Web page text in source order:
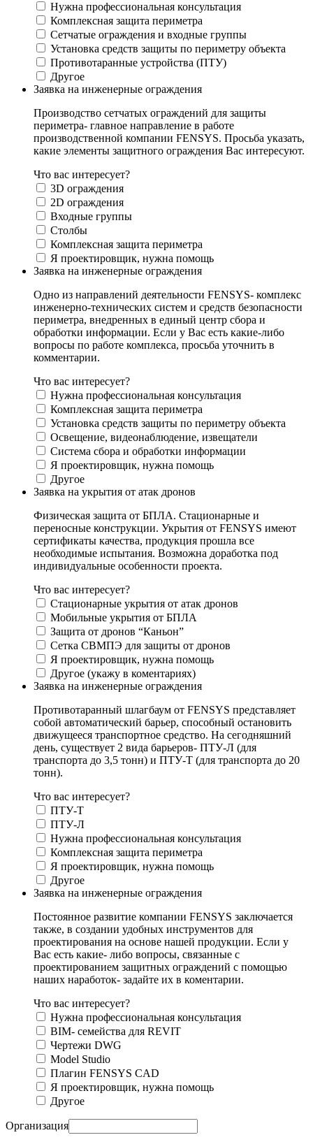
Нужна профессиональная консультация
Комплексная защита периметра
Сетчатые ограждения и входные группы
Установка средств защиты по периметру объекта
Противотаранные устройства (ПТУ)
Другое
Заявка на инженерные ограждения
Производство сетчатых ограждений для защиты
периметра- главное направление в работе
производственной компании FENSYS. Просьба указать,
какие элементы защитного ограждения Вас интересуют.
Что вас интересует?
3D ограждения
2D ограждения
Входные группы
Столбы
Комплексная защита периметра
Я проектировщик, нужна помощь
Заявка на инженерные ограждения
Одно из направлений деятельности FENSYS- комплекс
инженерно-технических систем и средств безопасности
периметра, внедренных в единый центр сбора и
обработки информации. Если у Вас есть какие-либо
вопросы по работе комплекса, просьба уточнить в
комментарии.
Что вас интересует?
Нужна профессиональная консультация
Комплексная защита периметра
Установка средств защиты по периметру объекта
Освещение, видеонаблюдение, извещатели
Система сбора и обработки информации
Я проектировщик, нужна помощь
Другое
Заявка на укрытия от атак дронов
Физическая защита от БПЛА. Стационарные и
переносные конструкции. Укрытия от FENSYS имеют
сертификаты качества, продукция прошла все
необходимые испытания. Возможна доработка под
индивидуальные особенности проекта.
Что вас интересует?
Стационарные укрытия от атак дронов
Мобильные укрытия от БПЛА
Защита от дронов “Каньон”
Сетка СВМПЭ для защиты от дронов
Я проектировщик, нужна помощь
Другое (укажу в коментариях)
Заявка на инженерные ограждения
Противотаранный шлагбаум от FENSYS представляет
собой автоматический барьер, способный остановить
движущееся транспортное средство. На сегодняшний
день, существует 2 вида барьеров- ПТУ-Л (для
транспорта до 3,5 тонн) и ПТУ-Т (для транспорта до 20
тонн).
Что вас интересует?
ПТУ-Т
ПТУ-Л
Нужна профессиональная консультация
Комплексная защита периметра
Я проектировщик, нужна помощь
Другое
Заявка на инженерные ограждения
Постоянное развитие компании FENSYS заключается
также, в создании удобных инструментов для
проектирования на основе нашей продукции. Если у
Вас есть какие- либо вопросы, связанные с
проектированием защитных ограждений с помощью
наших наработок- задайте их в коментарии.
Что вас интересует?
Нужна профессиональная консультация
BIM- семейства для REVIT
Чертежи DWG
Моdel Studio
Плагин FENSYS CAD
Я проектировщик, нужна помощь
Другое
Организация